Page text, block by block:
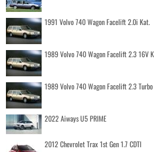
1991 Volvo 740 Wagon Facelift 2.0i Kat.
1989 Volvo 740 Wagon Facelift 2.3 16V
1989 Volvo 740 Wagon Facelift 2.3
2022 Aiways U5 PRIME
2012 Chevrolet Trax 1st Gen 1.7 CDTI